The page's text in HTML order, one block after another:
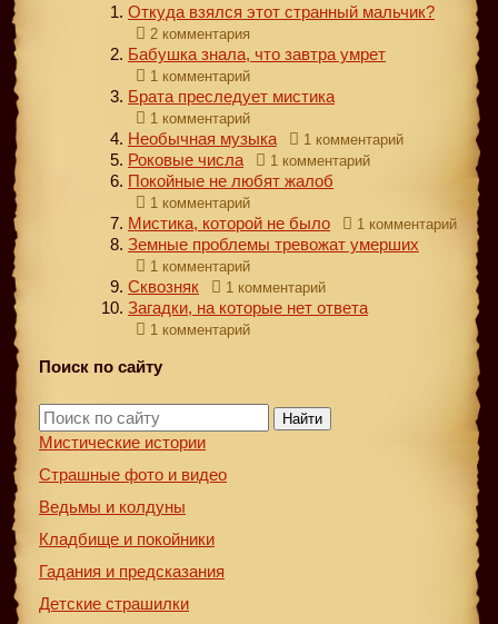
Откуда взялся этот странный мальчик?
2 комментария
Бабушка знала, что завтра умрет
1 комментарий
Брата преследует мистика
1 комментарий
Необычная музыка 1 комментарий
Роковые числа 1 комментарий
Покойные не любят жалоб
1 комментарий
Мистика, которой не было 1 комментарий
Земные проблемы тревожат умерших
1 комментарий
Сквозняк 1 комментарий
Загадки, на которые нет ответа
1 комментарий
Поиск по сайту
Найти
Мистические истории
Страшные фото и видео
Ведьмы и колдуны
Кладбище и покойники
Гадания и предсказания
Детские страшилки